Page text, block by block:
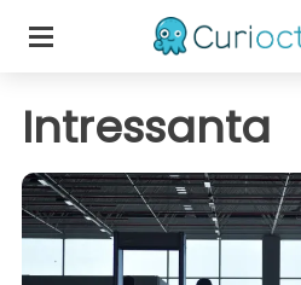
Intressanta